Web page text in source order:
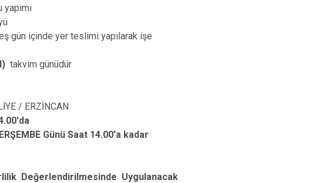
içinde yer teslimi yapılarak işe
takvim günüdür
/ ERZİNCAN
Günü Saat 14.00'a kadar
Değerlendirilmesinde Uygulanacak